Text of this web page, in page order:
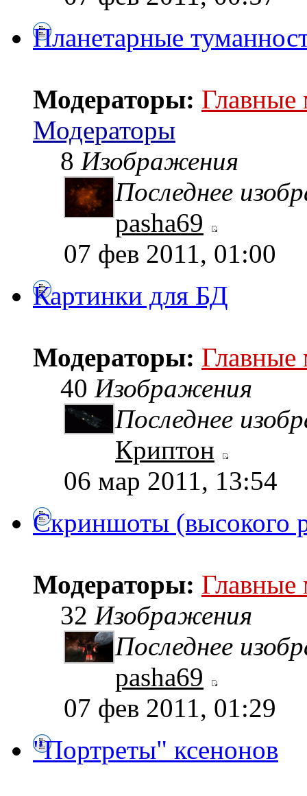
Планетарные
Модераторы: Главные
Модераторы
8 Изображения
Последнее
pasha69
07 фев 2011, 01:00
Картинки для БД
Модераторы: Главные
40 Изображения
Последнее
Криптон
06 мар 2011, 13:54
Скриншоты (высокого
Модераторы: Главные
32 Изображения
Последнее
pasha69
07 фев 2011, 01:29
"Портреты" ксенонов